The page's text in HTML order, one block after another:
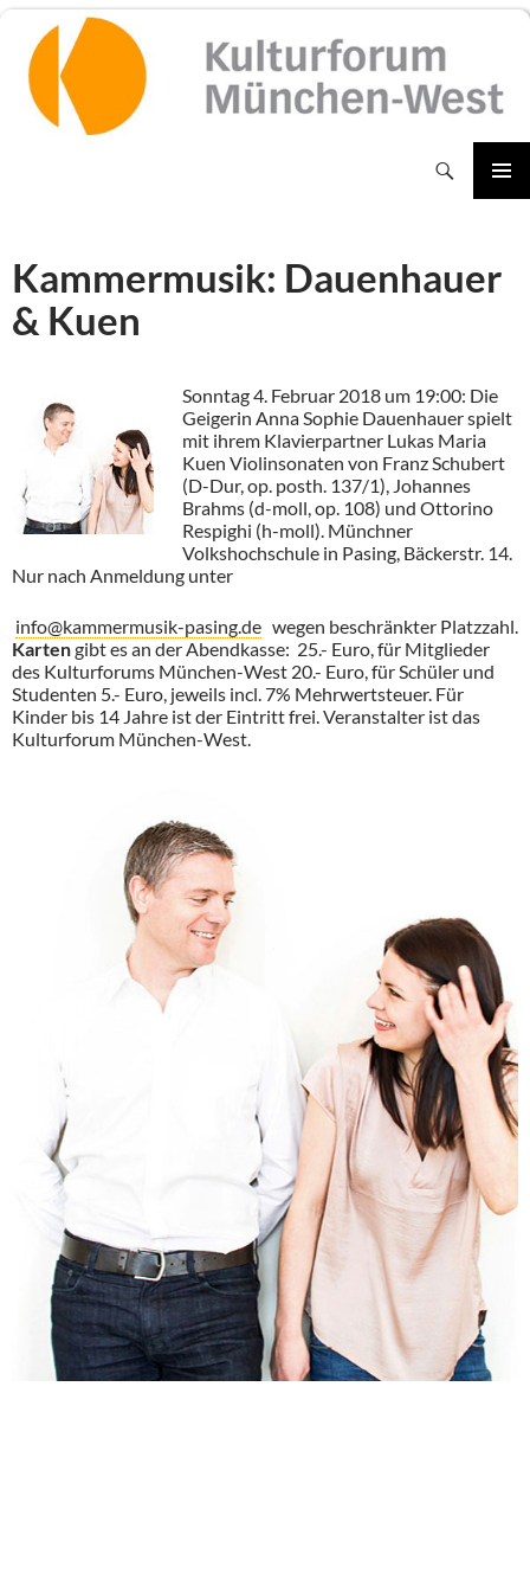
Inhalt
springen
Kammermusik: Dauenhauer
& Kuen
Sonntag 4. Februar 2018 um 19:00: Die
Geigerin Anna Sophie Dauenhauer spielt
mit ihrem Klavierpartner Lukas Maria
Kuen Violinsonaten von Franz Schubert
(D-Dur, op. posth. 137/1), Johannes
Brahms (d-moll, op. 108) und Ottorino
Respighi (h-moll). Münchner
Volkshochschule in Pasing, Bäckerstr. 14.
Nur nach Anmeldung unter
info@kammermusik-pasing.de wegen beschränkter Platzzahl.
Kartengibt es an der Abendkasse: 25.- Euro, für Mitglieder
des Kulturforums München-West 20.- Euro, für Schüler und
Studenten 5.- Euro, jeweils incl. 7% Mehrwertsteuer. Für
Kinder bis 14 Jahre ist der Eintritt frei. Veranstalter ist das
Kulturforum München-West.